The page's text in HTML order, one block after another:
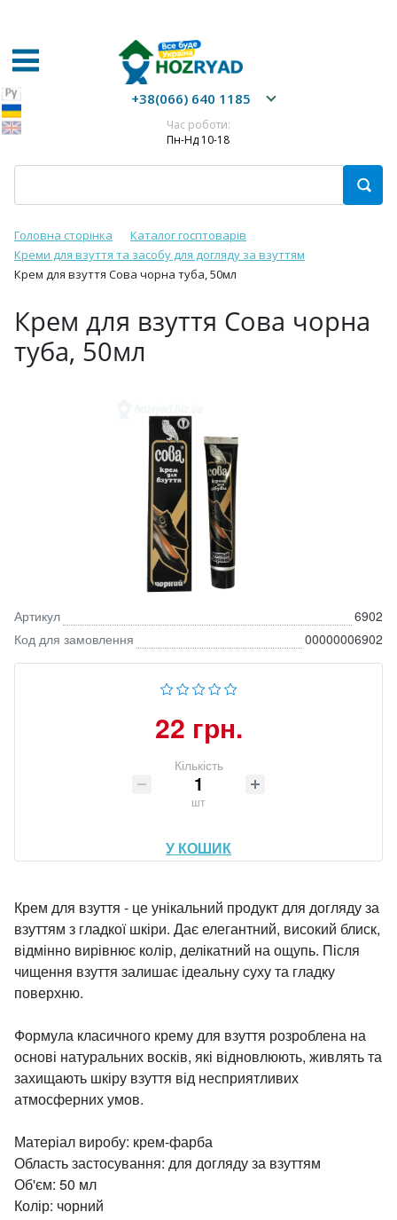
+38(066) 640 1185
Час роботи:
Пн-Нд 10-18
Головна сторінка
Каталог госптоварів
Креми для взуття та засобу для догляду за взуттям
Крем для взуття Сова чорна туба, 50мл
Крем для взуття Сова чорна
туба, 50мл
Артикул
6902
Код для замовлення
00000006902
22 грн.
Кількість
шт
У КОШИК
Крем для взуття - це унікальний продукт для догляду за
взуттям з гладкої шкіри. Дає елегантний, високий блиск,
відмінно вирівнює колір, делікатний на ощупь. Після
чищення взуття залишає ідеальну суху та гладку
поверхню.
Формула класичного крему для взуття розроблена на
основі натуральних восків, які відновлюють, живлять та
захищають шкіру взуття від несприятливих
атмосферних умов.
Матеріал виробу: крем-фарба
Область застосування: для догляду за взуттям
Об'єм: 50 мл
Колір: чорний